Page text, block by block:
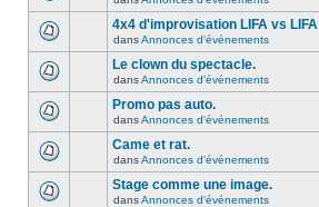
4x4 d'improvisation LIFA vs LIFA
dansAnnonces d'événements
Le clown du spectacle.
dansAnnonces d'événements
Promo pas auto.
dansAnnonces d'événements
Came et rat.
dansAnnonces d'événements
Stage comme une image.
dansAnnonces d'événements